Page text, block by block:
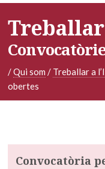
Treballar
/Qui som / Treballar a
obertes
Convocatòria